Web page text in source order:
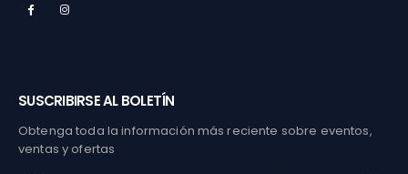
SUSCRIBIRSE AL BOLETÍN
Obtenga toda la información más reciente sobre eventos,
ventas y ofertas